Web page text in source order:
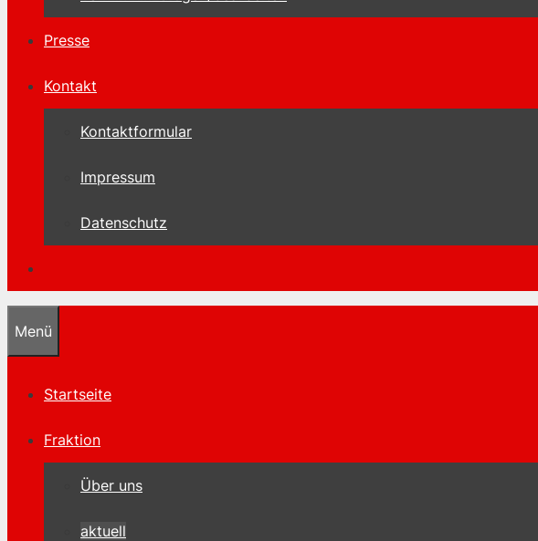
Presse
Kontakt
Kontaktformular
Impressum
Datenschutz
Menü
Startseite
Fraktion
Über uns
aktuell